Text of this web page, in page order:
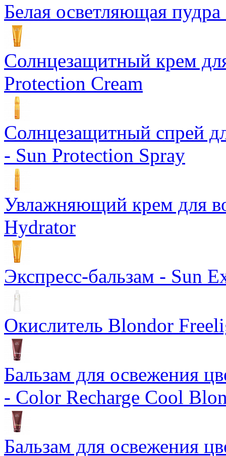
Белая осветляющая
Солнцезащитный крем
Protection Cream
Солнцезащитный спрей
- Sun Protection Spray
Увлажняющий крем для
Hydrator
Экспресс-бальзам - Sun
Окислитель Blondor
Бальзам для освежения
- Color Recharge Cool
Бальзам для освежения